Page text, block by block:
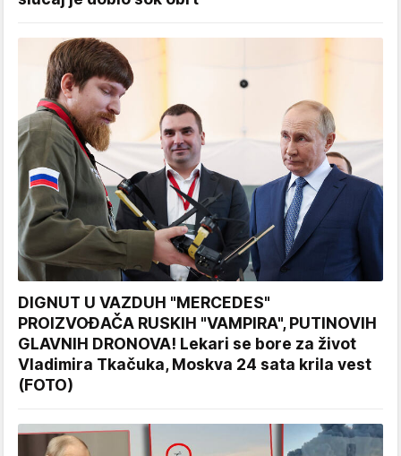
DIGNUT U VAZDUH "MERCEDES"
PROIZVOĐAČA RUSKIH "VAMPIRA", PUTINOVIH
GLAVNIH DRONOVA! Lekari se bore za život
Vladimira Tkačuka, Moskva 24 sata krila vest
(FOTO)